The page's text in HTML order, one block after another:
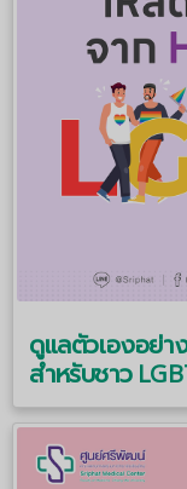
ดูแลตัวเองอย่า
สำหรับชาว